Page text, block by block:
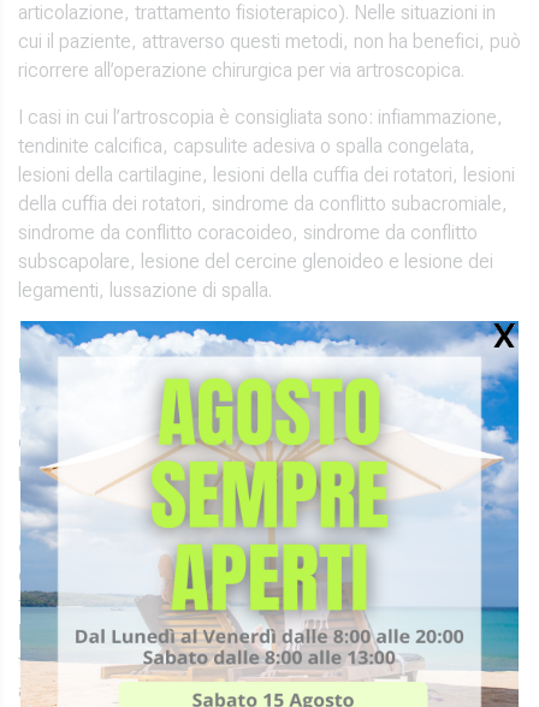
articolazione, trattamento fisioterapico). Nelle situazioni in
cui il paziente, attraverso questi metodi, non ha benefici, può
ricorrere all’operazione chirurgica per via artroscopica.
I casi in cui l’artroscopia è consigliata sono: infiammazione,
tendinite calcifica, capsulite adesiva o spalla congelata,
lesioni della cartilagine, lesioni della cuffia dei rotatori, lesioni
della cuffia dei rotatori, sindrome da conflitto subacromiale,
sindrome da conflitto coracoideo, sindrome da conflitto
subscapolare, lesione del cercine glenoideo e lesione dei
legamenti, lussazione di spalla.
LE MODALITA’ D’INTERVENTO DI ARTROSCOPIA
L’artroscopia è un metodo minimamente invasivo, a
differenza di quello a cielo aperto, pertanto non presenta
particolari controindicazioni.
Prima di operare, il chirurgo avvia lafase di preparazione
della spalla
iniettando del liquido fisiologico in maniera tale
da gonfiare l’articolazione. Questo permette di vedere più
facilmente tutte le strutture anatomichemediante
l’artroscopio. Quest’ultimo è uno strumento ottico che
tramite una telecamera è collegato ad un monitor a colori ad
alta definizione per cuiil chirurgo interviene
guardando il